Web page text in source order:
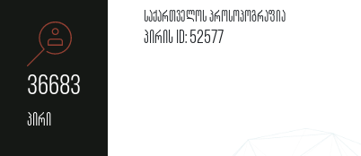
36683
პირი
საქართველოს პროსოპოგრაფია
პირის ID: 52577